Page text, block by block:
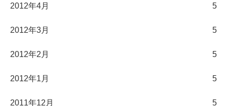
2012年4月 5
2012年3月 5
2012年2月 5
2012年1月 5
2011年12月 5